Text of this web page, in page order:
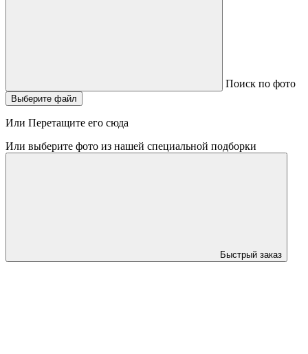
Поиск по фото
Выберите файл
Или Перетащите его сюда
Или выберите фото из нашей специальной подборки
Быстрый заказ